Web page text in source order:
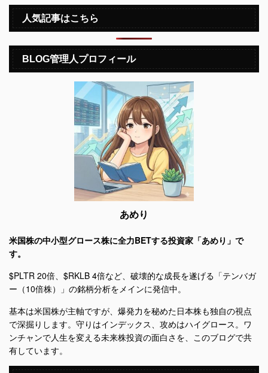
人気記事はこちら
BLOG管理人プロフィール
あめり
米国株の中小型グロース株に全力BETする投資家「あめり」で
す。
$PLTR 20倍、$RKLB 4倍など、破壊的な成長を遂げる「テンバガ
ー（10倍株）」の銘柄分析をメインに発信中。
基本は米国株が主軸ですが、爆発力を秘めた日本株も独自の視点
で深掘りします。守りはインデックス、攻めはハイグロース。ワ
ンチャンで人生を変える未来株投資の面白さを、このブログで共
有しています。